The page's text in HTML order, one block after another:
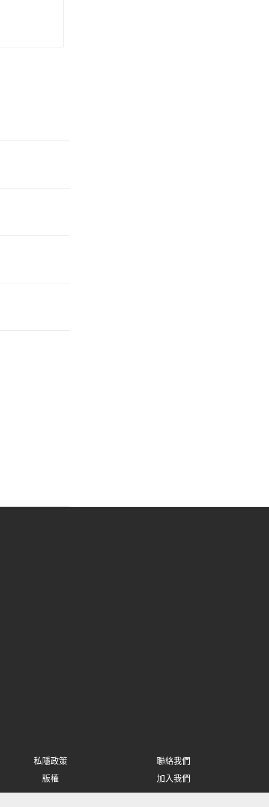
私隱政策
聯絡我們
版權
加入我們